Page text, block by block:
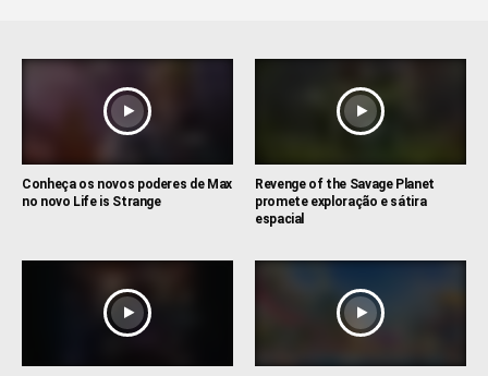
Conheça os novos poderes de Max
no novo Life is Strange
Revenge of the Savage Planet
promete exploração e sátira
espacial